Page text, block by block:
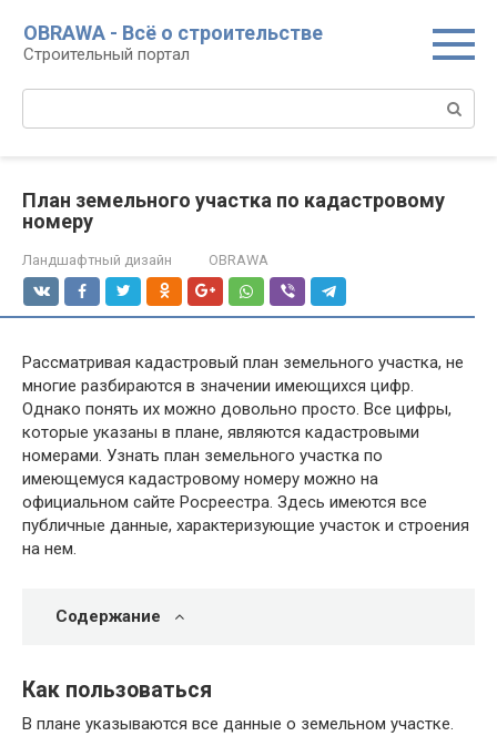
контенту
OBRAWA - Всё о строительстве
Строительный портал
План земельного участка по кадастровому
номеру
Ландшафтный дизайн OBRAWA
Рассматривая кадастровый план земельного участка, не
многие разбираются в значении имеющихся цифр.
Однако понять их можно довольно просто. Все цифры,
которые указаны в плане, являются кадастровыми
номерами. Узнать план земельного участка по
имеющемуся кадастровому номеру можно на
официальном сайте Росреестра. Здесь имеются все
публичные данные, характеризующие участок и строения
на нем.
Содержание
Как пользоваться
В плане указываются все данные о земельном участке.